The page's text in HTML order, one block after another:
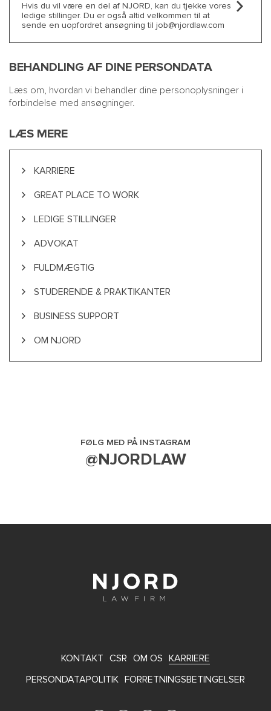
Hvis du vil være en del af NJORD, kan du tjekke vores
ledige stillinger. Du er også altid velkommen til at
sende en uopfordret ansøgning til job@njordlaw.com
BEHANDLING AF DINE PERSONDATA
Læs om, hvordan vi behandler dine personoplysninger i
forbindelse med ansøgninger.
LÆS MERE
KARRIERE
GREAT PLACE TO WORK
LEDIGE STILLINGER
ADVOKAT
FULDMÆGTIG
STUDERENDE & PRAKTIKANTER
BUSINESS SUPPORT
OM NJORD
FØLG MED PÅ INSTAGRAM
@NJORDLAW
FOOTER
MENU
KONTAKT CSR OM OS KARRIERE
PERSONDATAPOLITIK FORRETNINGSBETINGELSER